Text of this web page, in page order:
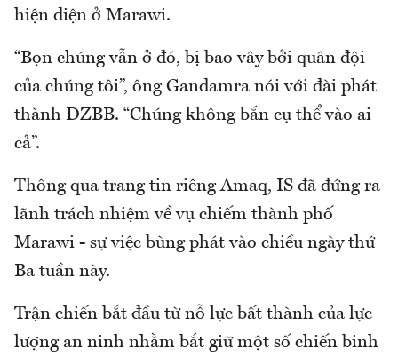
hiện diện ở Marawi.
“Bọn chúng vẫn ở đó, bị bao vây bởi quân đội
của chúng tôi”, ông Gandamra nói với đài phát
thành DZBB. “Chúng không bắn cụ thể vào ai
cả”.
Thông qua trang tin riêng Amaq, IS đã đứng ra
lãnh trách nhiệm về vụ chiếm thành phố
Marawi - sự việc bùng phát vào chiều ngày thứ
Ba tuần này.
Trận chiến bắt đầu từ nỗ lực bất thành của lực
lượng an ninh nhằm bắt giữ một số chiến binh